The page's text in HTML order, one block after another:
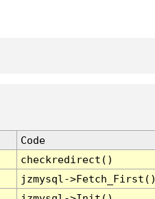
Code
checkredirect()
jzmysql-